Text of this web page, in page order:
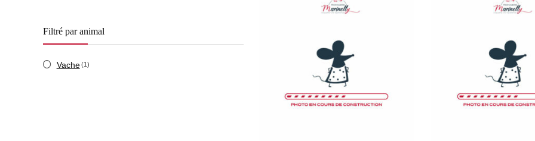
Filtré par animal
Vache(1)
ancien